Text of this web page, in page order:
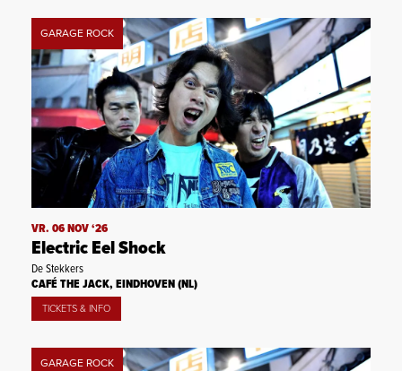
GARAGE ROCK
VR. 06 NOV ‘26
Electric Eel Shock
De Stekkers
CAFÉ THE JACK, EINDHOVEN (NL)
TICKETS & INFO
GARAGE ROCK